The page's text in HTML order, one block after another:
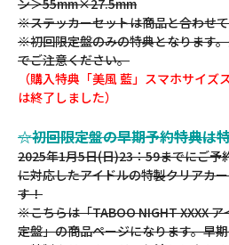
※ステッカーセットは商品と合わせ
※初回限定盤のみの特典となります
でご注意ください。
（購入特典「美風 藍」スマホサイ
は終了しました）
☆初回限定盤の早期予約特典は
2025年1月5日(日)23：59までにご予
に対応したアイドルの特製クリアカ
す！
※こちらは「TABOO NIGHT XXXX ア
定盤」の商品ページになります。早